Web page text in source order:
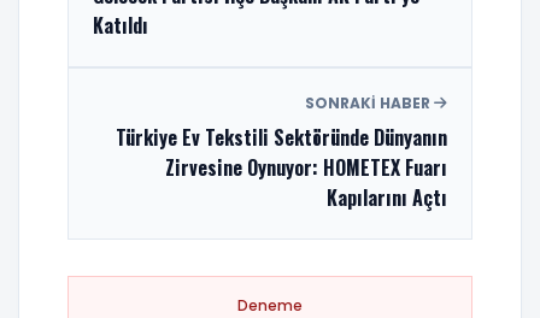
Katıldı
SONRAKI HABER
Türkiye Ev Tekstili Sektöründe Dünyanın
Zirvesine Oynuyor: HOMETEX Fuarı
Kapılarını Açtı
Deneme